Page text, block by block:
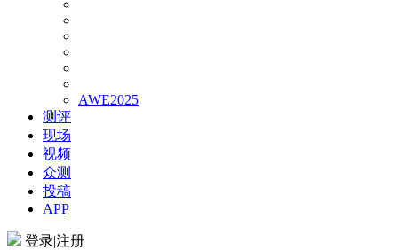
AWE2025
测评
现场
视频
众测
投稿
APP
登录|注册